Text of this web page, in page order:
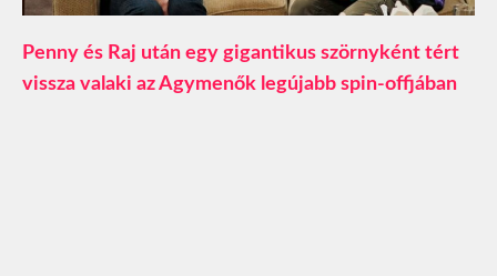
Penny és Raj után egy gigantikus szörnyként tért
vissza valaki az Agymenők legújabb spin-offjában